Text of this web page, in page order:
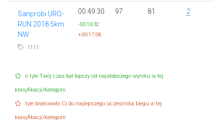
Sanprobi URO-
RUN 2018 5km
NW
1111
00:49:30
-00:10:32
+00:17:06
97 81 2
o tyle Twój czas był lepszy od najsłabszego wyniku w tej
klasyfikacji/kategorii
tyle brakowało Ci do najlepszego uczestnika biegu w tej
klasyfikacji/kategorii